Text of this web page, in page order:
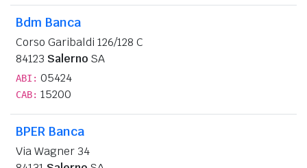
Bdm Banca
Corso Garibaldi 126/128 C
84123 Salerno SA
ABI: 05424
CAB: 15200
BPER Banca
Via Wagner 34